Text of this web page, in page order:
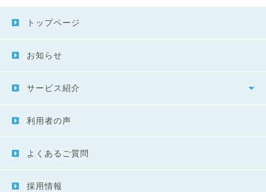
トップページ
お知らせ
サービス紹介
利用者の声
よくあるご質問
採用情報